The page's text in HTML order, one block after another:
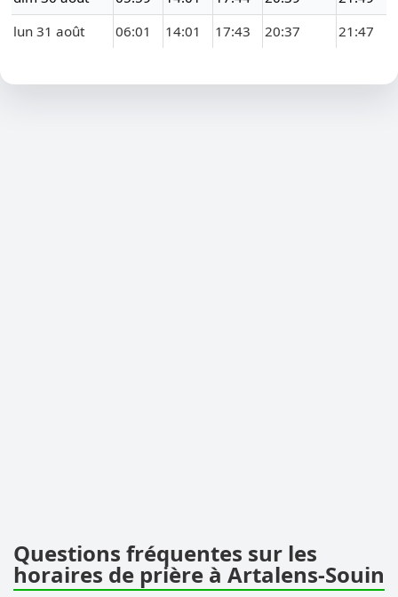
lun 31 août
06:01 14:01 17:43 20:37 21:47
Questions fréquentes sur les
horaires de prière à Artalens-Souin